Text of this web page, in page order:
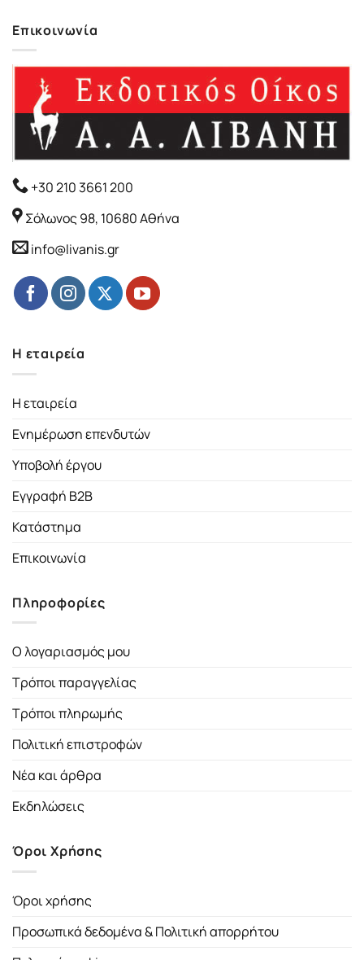
Επικοινωνία
+30 210 3661 200
Σόλωνος 98, 10680 Αθήνα
info@livanis.gr
Η εταιρεία
Η εταιρεία
Ενημέρωση επενδυτών
Υποβολή έργου
Εγγραφή B2B
Κατάστημα
Επικοινωνία
Πληροφορίες
Ο λογαριασμός μου
Τρόποι παραγγελίας
Τρόποι πληρωμής
Πολιτική επιστροφών
Νέα και άρθρα
Εκδηλώσεις
Όροι Χρήσης
Όροι χρήσης
Προσωπικά δεδομένα & Πολιτική απορρήτου